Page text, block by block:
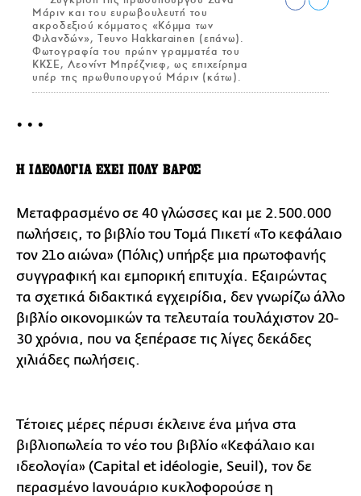
Μάριν και του ευρωβουλευτή του
ακροδεξιού κόμματος «Κόμμα των
Φιλανδών», Teuvo Hakkarainen (επάνω).
Φωτογραφία του πρώην γραμματέα του
ΚΚΣΕ, Λεονίντ Μπρέζνιεφ, ως επιχείρημα
υπέρ της πρωθυπουργού Μάριν (κάτω).
• • •
Η ΙΔΕΟΛΟΓΙΑ ΕΧΕΙ ΠΟΛΥ ΒΑΡΟΣ
Μεταφρασμένο σε 40 γλώσσες και με 2.500.000
πωλήσεις, το βιβλίο του Τομά Πικετί «Το κεφάλαιο
τον 21ο αιώνα» (Πόλις) υπήρξε μια πρωτοφανής
συγγραφική και εμπορική επιτυχία. Εξαιρώντας
τα σχετικά διδακτικά εγχειρίδια, δεν γνωρίζω άλλο
βιβλίο οικονομικών τα τελευταία τουλάχιστον 20-
30 χρόνια, που να ξεπέρασε τις λίγες δεκάδες
χιλιάδες πωλήσεις.
Τέτοιες μέρες πέρυσι έκλεινε ένα μήνα στα
βιβλιοπωλεία το νέο του βιβλίο «Κεφάλαιο και
ιδεολογία» (Capital et idéologie, Seuil), τον δε
περασμένο Ιανουάριο κυκλοφορούσε η